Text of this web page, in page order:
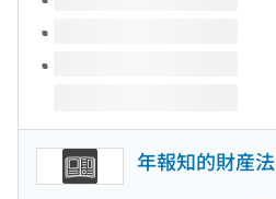
年報知的財産法